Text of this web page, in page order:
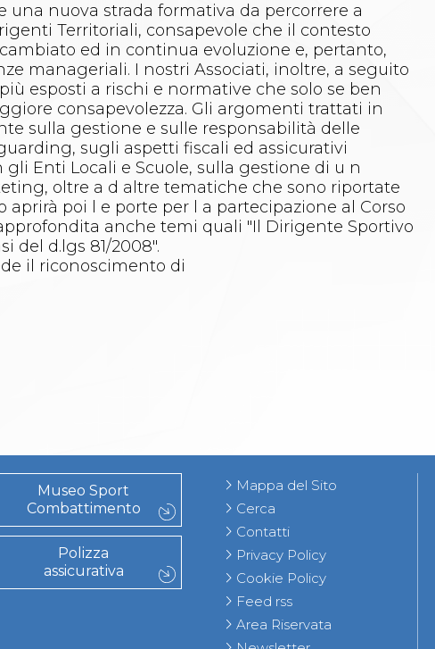
una nuova strada formativa da percorrere a
Territoriali, consapevole che il contesto
ed in continua evoluzione e, pertanto,
manageriali. I nostri Associati, inoltre, a seguito
esposti a rischi e normative che solo se ben
consapevolezza. Gli argomenti trattati in
sulla gestione e sulle responsabilità delle
sugli aspetti fiscali ed assicurativi
Enti Locali e Scuole, sulla gestione di u n
oltre a d altre tematiche che sono riportate
aprirà poi l e porte per l a partecipazione al Corso
anche temi quali "Il Dirigente Sportivo
del d.lgs 81/2008".
il riconoscimento di
Museo Sport
Combattimento
Polizza
assicurativa
Mappa del Sito
Cerca
Contatti
Privacy Policy
Cookie Policy
Feed rss
Area Riservata